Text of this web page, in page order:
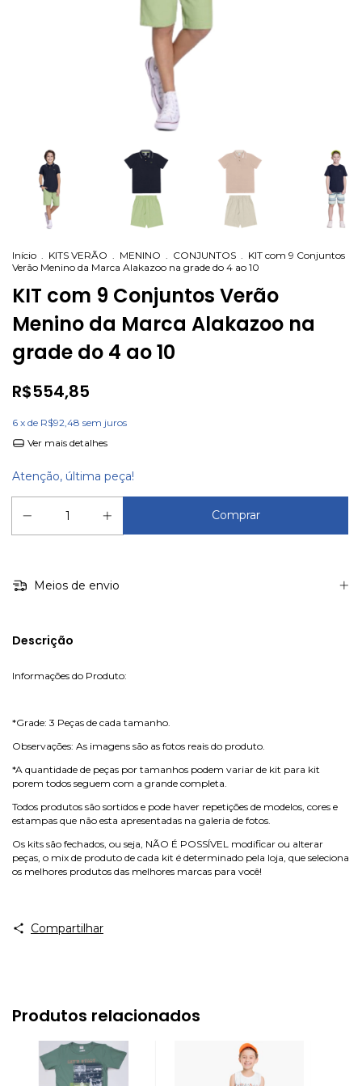
Início . KITS VERÃO . MENINO . CONJUNTOS . KIT com 9 Conjuntos
Verão Menino da Marca Alakazoo na grade do 4 ao 10
KIT com 9 Conjuntos Verão
Menino da Marca Alakazoo na
grade do 4 ao 10
R$554,85
6 x de R$92,48 sem juros
Ver mais detalhes
Atenção, última peça!
Meios de envio
Descrição
Informações do Produto:
*Grade: 3 Peças de cada tamanho.
Observações: As imagens são as fotos reais do produto.
*A quantidade de peças por tamanhos podem variar de kit para kit
porem todos seguem com a grande completa.
Todos produtos são sortidos e pode haver repetições de modelos, cores e
estampas que não esta apresentadas na galeria de fotos.
Os kits são fechados, ou seja, NÃO É POSSÍVEL modificar ou alterar
peças, o mix de produto de cada kit é determinado pela loja, que seleciona
os melhores produtos das melhores marcas para você!
Compartilhar
Produtos relacionados